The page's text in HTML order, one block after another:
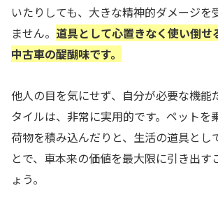
いたりしても、大きな精神的ダメージを
ません。 道具として心置きなく使い倒せ
中古車の醍醐味です。
他人の目を気にせず、自分が必要な機能
タイルは、非常に実用的です。ペットを
荷物を積み込んだりと、生活の道具とし
とで、車本来の価値を最大限に引き出す
ょう。